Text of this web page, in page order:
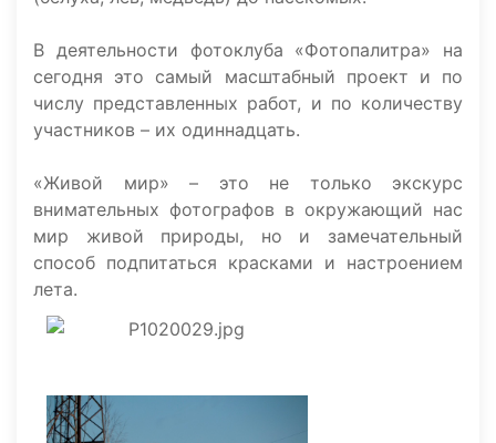
В деятельности фотоклуба «Фотопалитра» на
сегодня это самый масштабный проект и по
числу представленных работ, и по количеству
участников – их одиннадцать.
«Живой мир» – это не только экскурс
внимательных фотографов в окружающий нас
мир живой природы, но и замечательный
способ подпитаться красками и настроением
лета.